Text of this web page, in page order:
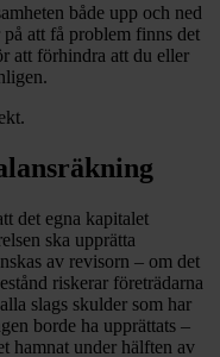
både upp och ned
att få problem finns det
att förhindra att du eller
det egna kapitalet
ska upprätta
av revisorn – om det
riskerar företrädarna
slags skulder som har
borde ha upprättats –
hamnat under hälften av